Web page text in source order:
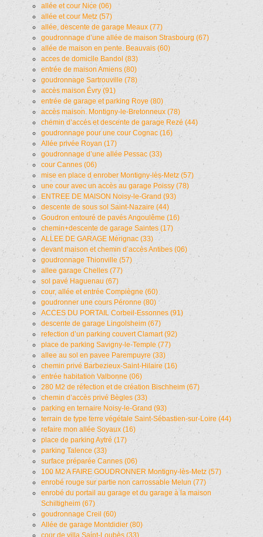
allée et cour Nice (06)
allée et cour Metz (57)
allée, descente de garage Meaux (77)
goudronnage d’une allée de maison Strasbourg (67)
allée de maison en pente. Beauvais (60)
acces de domicile Bandol (83)
entrée de maison Amiens (80)
goudronnage Sartrouville (78)
accès maison Évry (91)
entrée de garage et parking Roye (80)
accès maison. Montigny-le-Bretonneux (78)
chemin d’accés et descente de garage Rezé (44)
goudronnage pour une cour Cognac (16)
Allée privée Royan (17)
goudronnage d’une allée Pessac (33)
cour Cannes (06)
mise en place d enrober Montigny-lès-Metz (57)
une cour avec un accès au garage Poissy (78)
ENTREE DE MAISON Noisy-le-Grand (93)
descente de sous sol Saint-Nazaire (44)
Goudron entouré de pavés Angoulême (16)
chemin+descente de garage Saintes (17)
ALLEE DE GARAGE Mérignac (33)
devant maison et chemin d’accès Antibes (06)
goudronnage Thionville (57)
allee garage Chelles (77)
sol pavé Haguenau (67)
cour, allée et entrée Compiègne (60)
goudronner une cours Péronne (80)
ACCES DU PORTAIL Corbeil-Essonnes (91)
descente de garage Lingolsheim (67)
refection d’un parking couvert Clamart (92)
place de parking Savigny-le-Temple (77)
allee au sol en pavee Parempuyre (33)
chemin privé Barbezieux-Saint-Hilaire (16)
entrée habitation Valbonne (06)
280 M2 de réfection et de création Bischheim (67)
chemin d’accès privé Bègles (33)
parking en ternaire Noisy-le-Grand (93)
terrain de type terre végétale Saint-Sébastien-sur-Loire (44)
refaire mon allée Soyaux (16)
place de parking Aytré (17)
parking Talence (33)
surface préparée Cannes (06)
100 M2 A FAIRE GOUDRONNER Montigny-lès-Metz (57)
enrobé rouge sur partie non carrossable Melun (77)
enrobé du portail au garage et du garage à la maison
Schiltigheim (67)
goudronnage Creil (60)
Allée de garage Montdidier (80)
cour de villa Saint-Loubès (33)